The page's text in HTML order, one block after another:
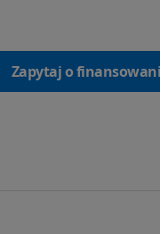
Zapytaj o